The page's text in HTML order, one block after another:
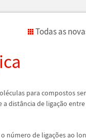
Todas as
éculas para compostos
a distância de ligação entre
número de ligações ao